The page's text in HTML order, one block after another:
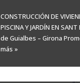
CONSTRUCCIÓN DE
PISCINA Y JARDÍN EN
de Guialbes – Girona
más »